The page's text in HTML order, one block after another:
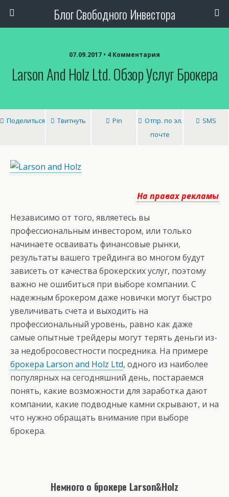
Блог Свободного Инвестора
07.09.2017 • 4 Комментария
Larson And Holz Ltd. Обзор Услуг Брокера
Поделиться Твитнуть Pin
Отпр. по эл.
почте
SMS
На правах рекламы
Независимо от того, являетесь вы
профессиональным инвестором, или только
начинаете осваивать финансовые рынки,
результаты вашего трейдинга во многом будут
зависеть от качества брокерских услуг, поэтому
важно не ошибиться при выборе компании. С
надежным брокером даже новички могут быстро
увеличивать счета и выходить на
профессиональный уровень, равно как даже
самые опытные трейдеры могут терять деньги из-
за недобросовестности посредника. На примере
брокера Larson and Holz Ltd, одного из наиболее
популярных на сегодняшний день, постараемся
понять, какие возможности для заработка дают
компании, какие подводные камни скрывают, и на
что нужно обращать внимание при выборе
брокера.
Немного о брокере Larson&Holz